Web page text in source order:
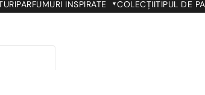
PARFUMURI INSPIRATE COLECȚIITIPUL DE